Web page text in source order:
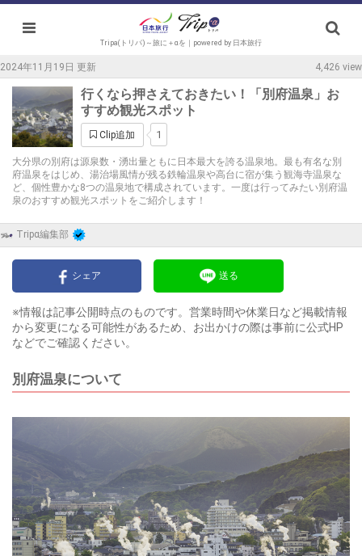
Tripa(トリパ)～旅に＋αを｜powered by 日本旅行
2024年11月19日 更新 4,426 view
行くなら押さえておきたい！「別府温泉」お
すすめ観光スポット
Clip追加 1
大分県の別府は源泉数・湧出量ともに日本最大を誇る温泉地。最も有名な別
府温泉をはじめ、湯治場風情が残る鉄輪温泉や高台に宿が集う観海寺温泉な
ど、個性豊かな8つの温泉地で構成されています。一度は行ってみたい別府温
泉のおすすめ観光スポットをご紹介します！
Tripα編集部
シェア 送る
※情報は記事公開時点のものです。営業時間や休業日など掲載情報
から変更になる可能性があるため、お出かけの際は事前に公式HP
などでご確認ください。
別府温泉について